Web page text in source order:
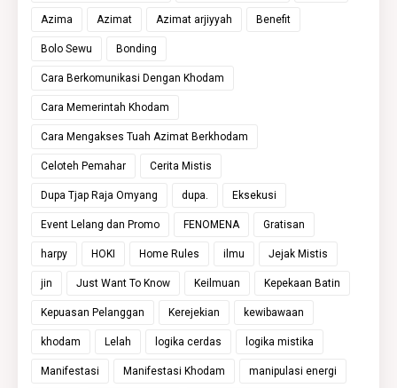
Azima Azimat Azimat arjiyyah Benefit
Bolo Sewu Bonding
Cara Berkomunikasi Dengan Khodam
Cara Memerintah Khodam
Cara Mengakses Tuah Azimat Berkhodam
Celoteh Pemahar Cerita Mistis
Dupa Tjap Raja Omyang dupa. Eksekusi
Event Lelang dan Promo FENOMENA Gratisan
harpy HOKI Home Rules ilmu Jejak Mistis
jin Just Want To Know Keilmuan Kepekaan Batin
Kepuasan Pelanggan Kerejekian kewibawaan
khodam Lelah logika cerdas logika mistika
Manifestasi Manifestasi Khodam manipulasi energi